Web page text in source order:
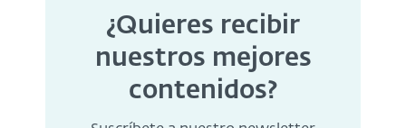
¿Quieres recibir
nuestros mejores
contenidos?